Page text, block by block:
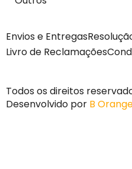
Envios e Entregas
Livro de Reclamações
Todos os direitos
Desenvolvido por B